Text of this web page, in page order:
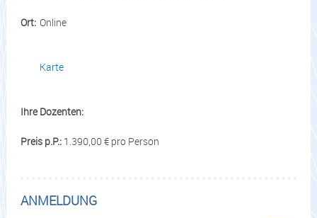
Ort: Online
Karte
Ihre Dozenten:
Preis p.P.:1.390,00 € pro Person
ANMELDUNG